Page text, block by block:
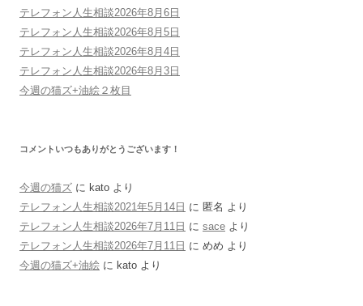
テレフォン人生相談2026年8月6日
テレフォン人生相談2026年8月5日
テレフォン人生相談2026年8月4日
テレフォン人生相談2026年8月3日
今週の猫ズ+油絵２枚目
コメントいつもありがとうございます！
今週の猫ズ に kato より
テレフォン人生相談2021年5月14日 に 匿名 より
テレフォン人生相談2026年7月11日 に sace より
テレフォン人生相談2026年7月11日 に めめ より
今週の猫ズ+油絵 に kato より